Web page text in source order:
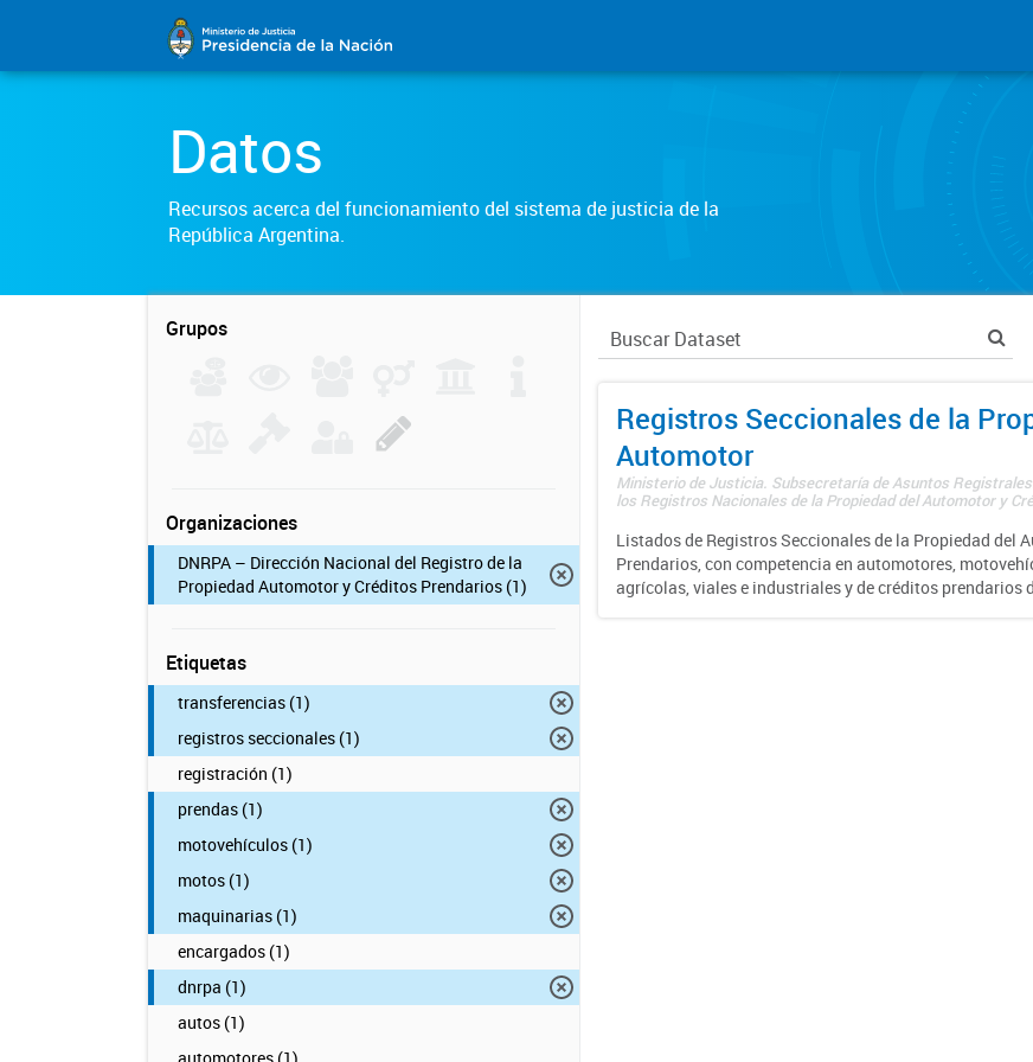
Datos
Recursos acerca del funcionamiento del sistema de justicia de la
República Argentina.
Grupos
Organizaciones
DNRPA – Dirección Nacional del Registro de la
Propiedad Automotor y Créditos Prendarios (1)
Etiquetas
transferencias (1)
registros seccionales (1)
registración (1)
prendas (1)
motovehículos (1)
motos (1)
maquinarias (1)
encargados (1)
dnrpa (1)
autos (1)
Registros Seccionales de la
Automotor
Ministerio de Justicia. Subsecretaría de Asuntos
los Registros Nacionales de la Propiedad del Automotor y
Listados de Registros Seccionales de la Propiedad del
Prendarios, con competencia en automotores,
agrícolas, viales e industriales y de créditos prendarios